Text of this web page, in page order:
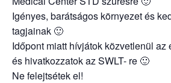
Igényes, barátságos környezet és
tagjainak 🙂
Időpont miatt hívjátok közvetlenül az
és hivatkozzatok az SWLT- re 🙂
Ne felejtsétek el!